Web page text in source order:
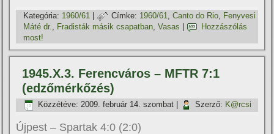
Kategória: 1960/61 | Címke: 1960/61,Canto do Rio, Fenyvesi
Máté dr., Fradisták másik csapatban,Vasas
Hozzászólás
most!
1945.X.3. Ferencváros – MFTR 7:1
(edzőmérkőzés)
Közzétéve: 2009. február 14. szombat Szerző: K@rcsi
Újpest – Spartak 4:0 (2:0)